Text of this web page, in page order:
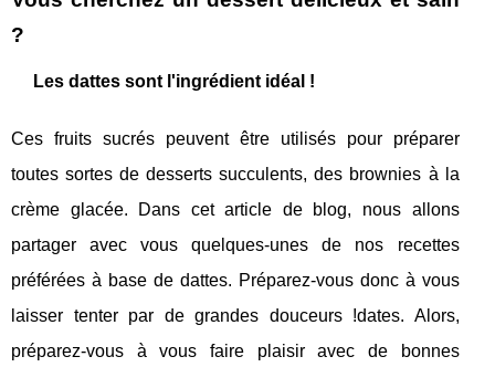
?
Les dattes sont l'ingrédient idéal !
Ces fruits sucrés peuvent être utilisés pour préparer
toutes sortes de desserts succulents, des brownies à la
crème glacée. Dans cet article de blog, nous allons
partager avec vous quelques-unes de nos recettes
préférées à base de dattes. Préparez-vous donc à vous
laisser tenter par de grandes douceurs !dates. Alors,
préparez-vous à vous faire plaisir avec de bonnes